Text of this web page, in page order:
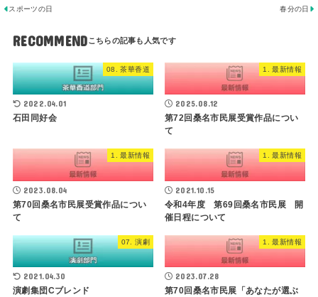
スポーツの日 春分の日
RECOMMEND
08. 茶華香道
2022.04.01
石田同好会
1. 最新情報
2025.08.12
第72回桑名市民展受賞作品につい
て
1. 最新情報
2023.08.04
第70回桑名市民展受賞作品につい
て
1. 最新情報
2021.10.15
令和4年度 第69回桑名市民展 開
催日程について
07. 演劇
2021.04.30
演劇集団Cブレンド
1. 最新情報
2023.07.28
第70回桑名市民展「あなたが選ぶ